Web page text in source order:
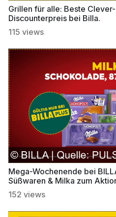
Grillen für alle: Beste
Discounterpreis bei Billa.
115 views
Mega-Wochenende bei
Süßwaren & Milka zum
152 views